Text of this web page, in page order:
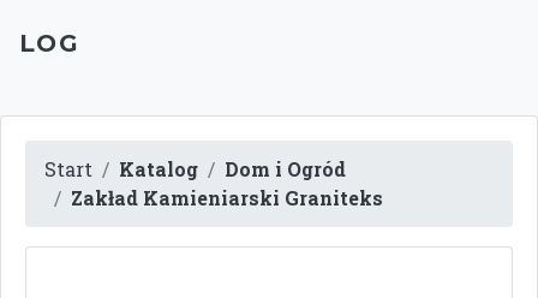
LOG
Start Katalog
Dom i Ogród
Zakład Kamieniarski Graniteks